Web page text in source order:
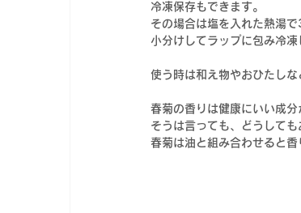
冷凍保存もできます。
その場合は塩を入れた熱湯
小分けしてラップに包み冷凍
使う時は和え物やおひたし
春菊の香りは健康にいい成分
そうは言っても、どうして
春菊は油と組み合わせると香